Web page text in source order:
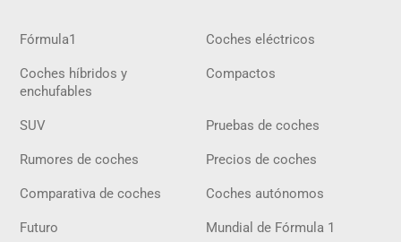
Fórmula1 Coches eléctricos
Coches híbridos y
enchufables
Compactos
SUV Pruebas de coches
Rumores de coches Precios de coches
Comparativa de coches Coches autónomos
Futuro Mundial de Fórmula 1